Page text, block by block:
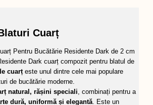
Cuarț
Pentru Bucătărie Residente Dark de 2 cm
Dark cuarț compozit pentru blatul de
cuarț este unul dintre cele mai populare
de bucătărie moderne.
natural, rășini speciali , combinați pentru a
dură, uniformă și elegantă . Este un